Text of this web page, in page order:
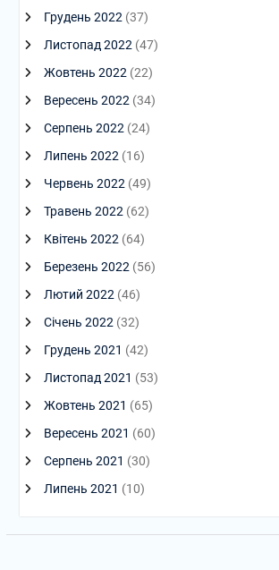
Грудень 2022(37)
Листопад 2022(47)
Жовтень 2022(22)
Вересень 2022(34)
Серпень 2022(24)
Липень 2022(16)
Червень 2022(49)
Травень 2022(62)
Квітень 2022(64)
Березень 2022(56)
Лютий 2022(46)
Січень 2022(32)
Грудень 2021 (42)
Листопад 2021 (53)
Жовтень 2021 (65)
Вересень 2021 (60)
Серпень 2021 (30)
Липень 2021 (10)